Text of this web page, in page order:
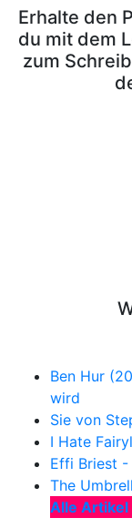
Erhalte den
du mit dem
zum
Ben Hur
wird
Sie von
I Hate
Effi Briest -
The
Alle Artikel